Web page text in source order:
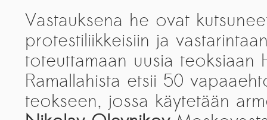
Vastauksena he ovat
protestiliikkeisiin ja
toteuttamaan uusia teoksiaan
Ramallahista etsii 50
teokseen, jossa käytetään
AR PAVILION – EXHIBITION
BOOKLET
Documentation: AR PAVILION –
MADRID: Installation Shots
AR PAVILION – MADRID: Collateral II
New MOBILE Resident Halit Eke